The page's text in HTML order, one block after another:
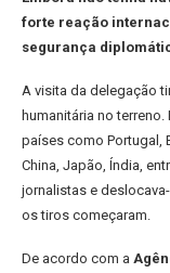
forte reação
segurança
A visita da delegação
humanitária no
países como Portugal,
China, Japão, Índia,
jornalistas e
os tiros começaram.
De acordo com a